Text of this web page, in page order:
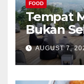
FOOD
Tempat
Bukan
AUGUST 7,